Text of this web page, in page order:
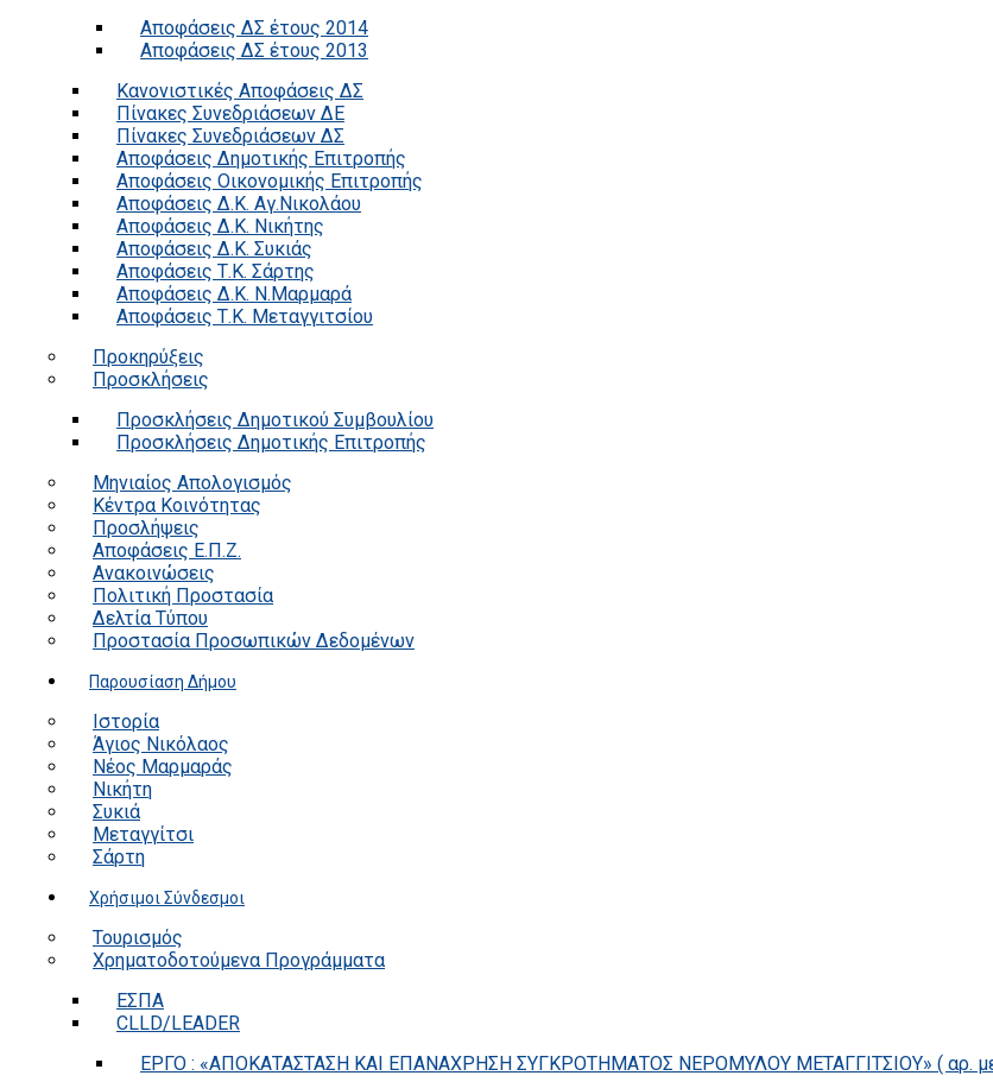
Αποφάσεις ΔΣ έτους 2014
Αποφάσεις ΔΣ έτους 2013
Κανονιστικές Αποφάσεις ΔΣ
Πίνακες Συνεδριάσεων ΔΕ
Πίνακες Συνεδριάσεων ΔΣ
Αποφάσεις Δημοτικής Επιτροπής
Αποφάσεις Οικονομικής Επιτροπής
Αποφάσεις Δ.Κ. Αγ.Νικολάου
Αποφάσεις Δ.Κ. Νικήτης
Αποφάσεις Δ.Κ. Συκιάς
Αποφάσεις Τ.Κ. Σάρτης
Αποφάσεις Δ.Κ. Ν.Μαρμαρά
Αποφάσεις Τ.Κ. Μεταγγιτσίου
Προκηρύξεις
Προσκλήσεις
Προσκλήσεις Δημοτικού Συμβουλίου
Προσκλήσεις Δημοτικής Επιτροπής
Μηνιαίος Απολογισμός
Κέντρα Κοινότητας
Προσλήψεις
Αποφάσεις Ε.Π.Ζ.
Ανακοινώσεις
Πολιτική Προστασία
Δελτία Τύπου
Προστασία Προσωπικών Δεδομένων
Παρουσίαση Δήμου
Ιστορία
Άγιος Νικόλαος
Νέος Μαρμαράς
Νικήτη
Συκιά
Μεταγγίτσι
Σάρτη
Χρήσιμοι Σύνδεσμοι
Τουρισμός
Χρηματοδοτούμενα Προγράμματα
ΕΣΠΑ
CLLD/LEADER
ΕΡΓΟ : «ΑΠΟΚΑΤΑΣΤΑΣΗ ΚΑΙ ΕΠΑΝΑΧΡΗΣΗ ΣΥΓΚΡΟΤΗΜΑΤΟΣ ΝΕΡΟΜΥΛΟΥ ΜΕΤΑΓΓΙΤΣΙΟΥ» ( αρ.